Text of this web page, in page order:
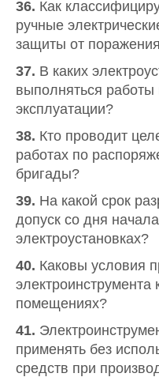
36. Как
ручные
защиты от
37. В каких
выполняться
эксплуатации?
38. Кто проводит
работах по
бригады?
39. На какой срок
допуск со дня
электроустановках?
40. Каковы условия
помещениях?
41.
применять без
средств при